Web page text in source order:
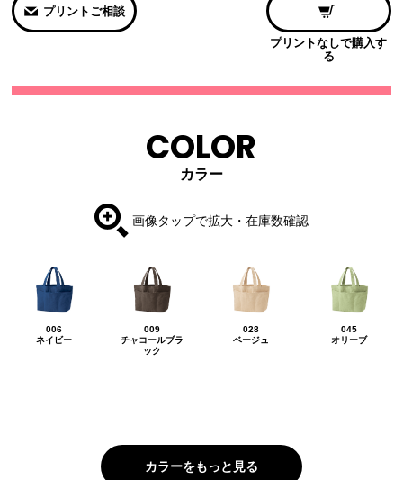
プリントご相談
プリントなしで購入す
る
COLOR
カラー
画像タップで拡大・在庫数確認
006
ネイビー
009
チャコールブラ
ック
028
ベージュ
045
オリーブ